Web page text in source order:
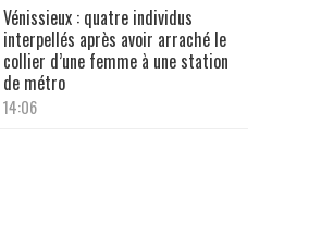
Vénissieux : quatre individus
interpellés après avoir arraché le
collier d’une femme à une station
de métro
14:06